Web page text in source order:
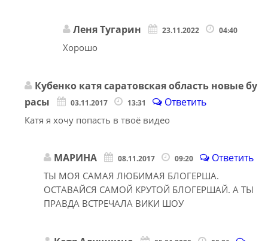
Леня Тугарин 23.11.2022 04:40
Хорошо
Кубенко катя саратовская область новые бу
расы
03.11.2017 13:31 Ответить
Катя я хочу попасть в твоё видео
МАРИНА 08.11.2017 09:20 Ответить
ТЫ МОЯ САМАЯ ЛЮБИМАЯ БЛОГЕРША.
ОСТАВАЙСЯ САМОЙ КРУТОЙ БЛОГЕРШАЙ. А ТЫ
ПРАВДА ВСТРЕЧАЛА ВИКИ ШОУ